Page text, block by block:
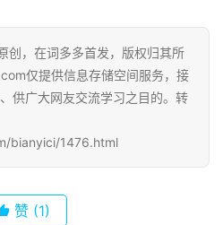
创，在词多多首发，版权归其所
仅提供信息存储空间服务，接
供广大网友交流学习之目的。转
bianyici/1476.html
赞 (1)